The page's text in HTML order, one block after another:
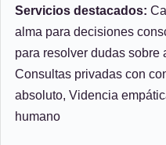
Servicios destacados:
alma para decisiones
para resolver dudas sobre
Consultas privadas con
absoluto, Videncia
humano